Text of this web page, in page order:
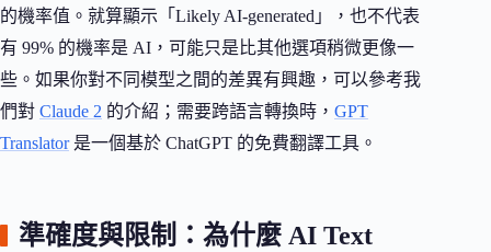
的機率值。就算顯示「Likely AI-generated」，也不代表
有 99% 的機率是 AI，可能只是比其他選項稍微更像一
些。如果你對不同模型之間的差異有興趣，可以參考我
們對 Claude 2 的介紹；需要跨語言轉換時， GPT
Translator是一個基於 ChatGPT 的免費翻譯工具。
準確度與限制：為什麼 AI Text